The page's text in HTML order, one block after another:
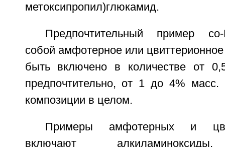
метоксипропил)глюкамид.
Предпочтительный пример
собой амфотерное или
быть включено в количестве от
предпочтительно, от 1 до 4%
композиции в целом.
Примеры амфотерных и
включают